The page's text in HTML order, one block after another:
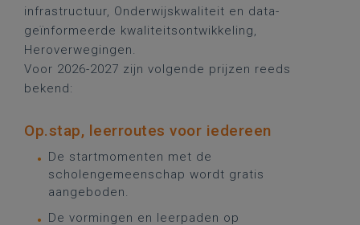
infrastructuur, Onderwijskwaliteit en data-
geïnformeerde kwaliteitsontwikkeling,
Heroverwegingen.
Voor 2026-2027 zijn volgende prijzen reeds
bekend:
Op.stap, leerroutes voor iedereen
De startmomenten met de
scholengemeenschap wordt gratis
aangeboden.
De vormingen en leerpaden op